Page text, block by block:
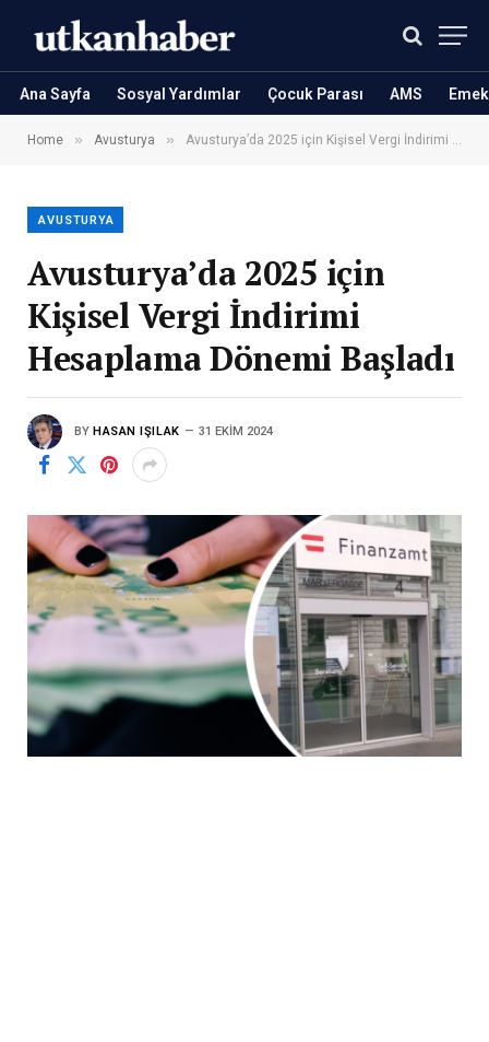
Ana Sayfa Sosyal Yardımlar Çocuk Parası AMS
Home » Avusturya » Avusturya’da 2025 için Kişisel Vergi İndirimi Hesaplama Dönemi Başladı
AVUSTURYA
Avusturya’da 2025 için
Kişisel Vergi İndirimi
Hesaplama Dönemi Başladı
BY HASAN IŞILAK 31 EKIM 2024